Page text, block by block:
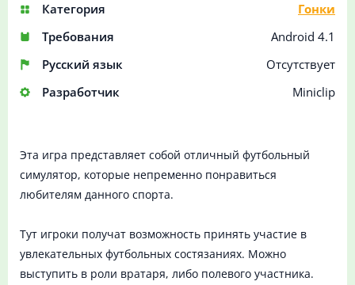
Категория
Гонки
Требования
Android 4.1
Русский язык
Отсутствует
Разработчик
Miniclip
Эта игра представляет собой отличный футбольный
симулятор, которые непременно понравиться
любителям данного спорта.
Тут игроки получат возможность принять участие в
увлекательных футбольных состязаниях. Можно
выступить в роли вратаря, либо полевого участника.